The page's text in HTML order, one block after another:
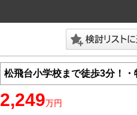
松飛台小学校まで徒歩3分！
2,249万円